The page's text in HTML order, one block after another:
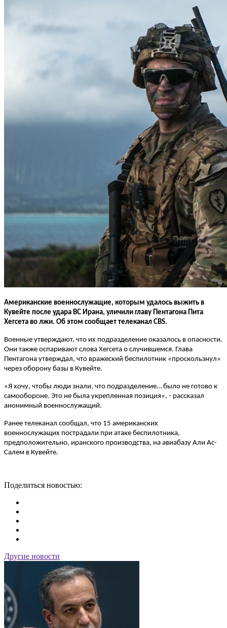
Американские военнослужащие, которым удалось выжить в
Кувейте после удара ВС Ирана, уличили главу Пентагона Пита
Хегсета во лжи. Об этом сообщает телеканал CBS.
Военные утверждают, что их подразделение оказалось в опасности.
Они также оспаривают слова Хегсета о случившемся. Глава
Пентагона утверждал, что вражеский беспилотник «проскользнул»
через оборону базы в Кувейте.
«Я хочу, чтобы люди знали, что подразделение… было не готово к
самообороне. Это не была укрепленная позиция», - рассказал
анонимный военнослужащий.
Ранее телеканал сообщал, что 15 американских
военнослужащих пострадали при атаке беспилотника,
предположительно, иранского производства, на авиабазу Али Ас-
Салем в Кувейте.
Поделиться новостью:
Другие новости